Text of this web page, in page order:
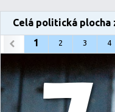
Celá politická plocha
1
2 3 4